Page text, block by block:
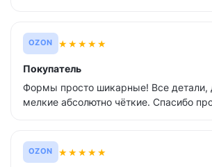
OZON ★★★★★
Покупатель
Формы просто шикарные! Все
мелкие абсолютно чёткие. Спасибо
OZON ★★★★★